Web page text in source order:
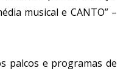
musical e CANTO” –
palcos e programas de